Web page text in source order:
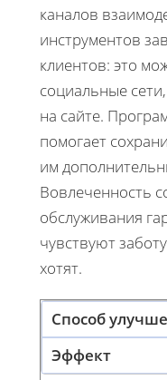
каналов
инструментов
клиентов: это
социальные
на сайте.
помогает
им
Вовлеченность
обслуживания
чувствуют
хотят.
Способ
Эффект